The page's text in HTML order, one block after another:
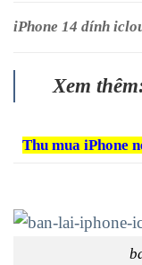
iPhone 14 dính
Xem
Thu mua iPhone